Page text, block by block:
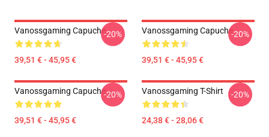
Vanossgaming Capuche
39,51 € - 45,95 €
-20% Vanossgaming Capuche
39,51 € - 45,95 €
-20%
Vanossgaming Capuche
39,51 € - 45,95 €
-20% Vanossgaming T-Shirt
24,38 € - 28,06 €
-20%